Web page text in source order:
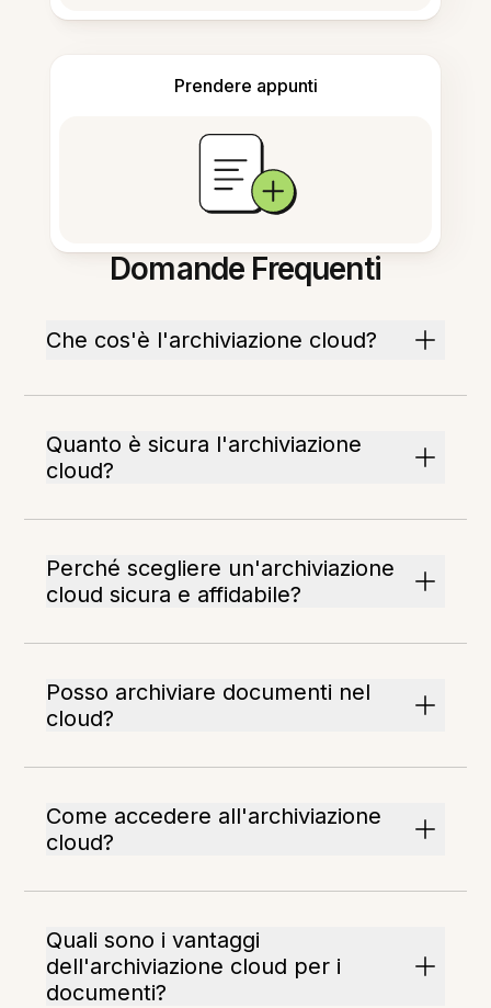
Prendere appunti
Domande Frequenti
Che cos'è l'archiviazione cloud?
Quanto è sicura l'archiviazione
cloud?
Perché scegliere un'archiviazione
cloud sicura e affidabile?
Posso archiviare documenti nel
cloud?
Come accedere all'archiviazione
cloud?
Quali sono i vantaggi
dell'archiviazione cloud per i
documenti?